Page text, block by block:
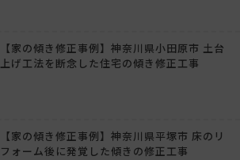
【家の傾き修正事例】神奈川県小田原市 土台
上げ工法を断念した住宅の傾き修正工事
【家の傾き修正事例】神奈川県平塚市 床のリ
フォーム後に発覚した傾きの修正工事